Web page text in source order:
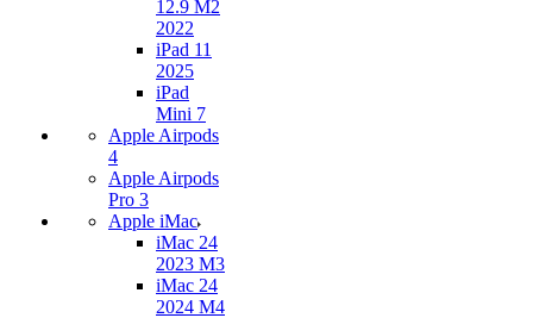
12.9 M2
2022
iPad 11
2025
iPad
Mini 7
Apple Airpods
4
Apple Airpods
Pro 3
Apple iMac
iMac 24
2023 M3
iMac 24
2024 M4